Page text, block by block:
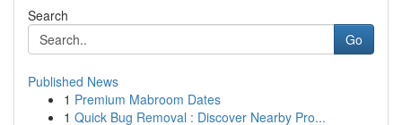
Search
Go
Published News
1 Premium Mabroom Dates
1 Quick Bug Removal : Discover Nearby Pro...